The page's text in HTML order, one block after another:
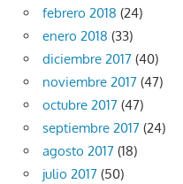
febrero 2018 (24)
enero 2018 (33)
diciembre 2017 (40)
noviembre 2017 (47)
octubre 2017 (47)
septiembre 2017 (24)
agosto 2017 (18)
julio 2017 (50)